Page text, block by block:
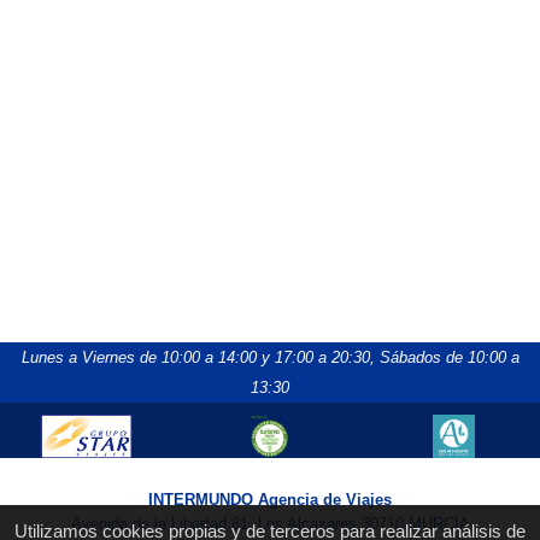
Utilizamos cookies propias y de terceros para realizar análisis de
Lunes a Viernes de 10:00 a 14:00 y 17:00 a 20:30, Sábados de 10:00 a
13:30
INTERMUNDO Agencia de Viajes
Avenida de la Libertad 81, Los Alcázares 30710 MURCIA